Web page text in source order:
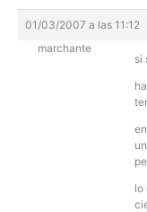
01/03/2007 a las 11:12
marchante
si
lo